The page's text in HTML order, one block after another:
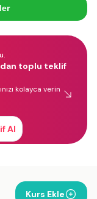
toplu teklif
kolayca verin
Al
Kurs Ekle